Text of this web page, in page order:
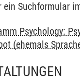
ein Suchformular
Psychology:
(ehemals